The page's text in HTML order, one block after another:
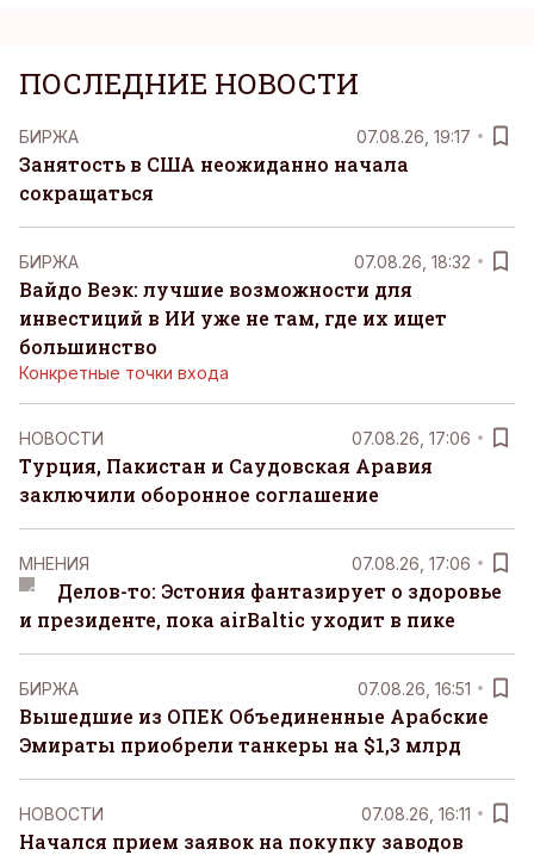
ПОСЛЕДНИЕ НОВОСТИ
БИРЖА 07.08.26, 19:17
Занятость в США неожиданно начала
сокращаться
БИРЖА 07.08.26, 18:32
Вайдо Веэк: лучшие возможности для
инвестиций в ИИ уже не там, где их ищет
большинство
Конкретные точки входа
НОВОСТИ 07.08.26, 17:06
Турция, Пакистан и Саудовская Аравия
заключили оборонное соглашение
MНЕНИЯ 07.08.26, 17:06
Делов-то: Эстония фантазирует о здоровье
и президенте, пока airBaltic уходит в пике
БИРЖА 07.08.26, 16:51
Вышедшие из ОПЕК Объединенные Арабские
Эмираты приобрели танкеры на $1,3 млрд
НОВОСТИ 07.08.26, 16:11
Начался прием заявок на покупку заводов